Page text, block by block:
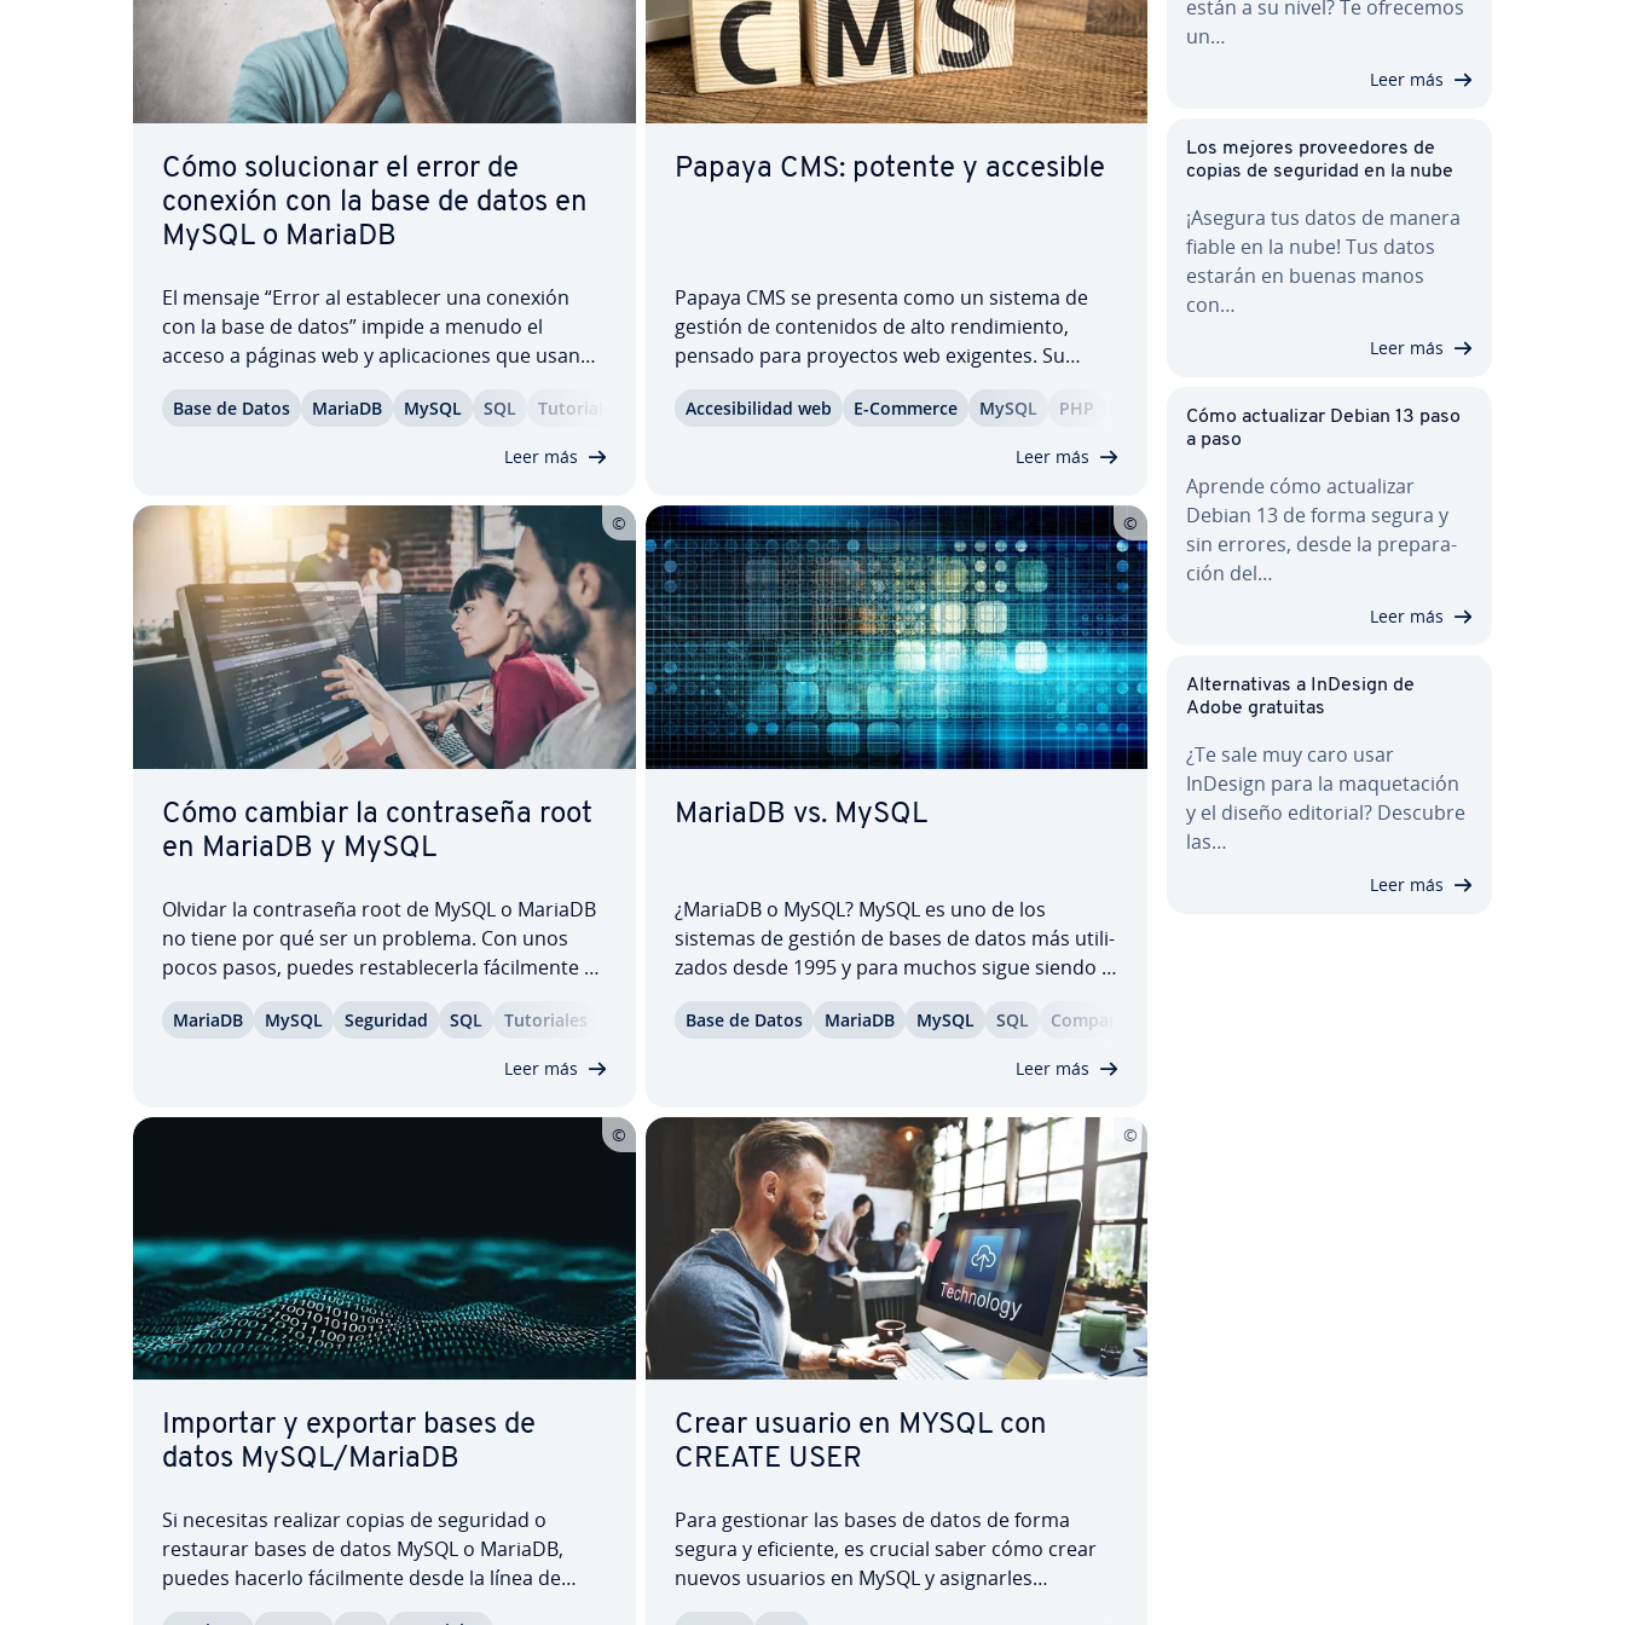
Cómo so­lu­cio­nar el error de
conexión con la base de datos en
MySQL o MariaDB
El mensaje “Error al es­ta­ble­cer una conexión
con la base de datos” impide a menudo el
acceso a páginas web y apli­ca­cio­nes que usan
de­rás a ide­n­ti­fi­car la causa y so­lu­cio­nar­la paso a
Base de Datos MariaDB MySQL SQL Tu­to­ria­les
Leer más
Papaya CMS: potente y accesible
Papaya CMS se presenta como un sistema de
gestión de co­n­te­ni­dos de alto re­n­di­mie­n­to,
pensado para proyectos web exigentes. Su
vie­r­ten en una solución es­pe­cia­l­me­n­te in­te­re­sa­
Ac­ce­si­bi­li­dad web E-Commerce MySQL PHP
Leer más
Cómo cambiar la co­n­tra­se­ña root
en MariaDB y MySQL
Olvidar la co­n­tra­se­ña root de MySQL o MariaDB
no tiene por qué ser un problema. Con unos
pocos pasos, puedes re­s­ta­ble­ce­r­la fá­ci­l­me­n­te y
guía te mostramos cómo cambiar la co­n­tra­se­ña
MariaDB MySQL Seguridad SQL Tu­to­ria­les
Leer más
MariaDB vs. MySQL
¿MariaDB o MySQL? MySQL es uno de los
sistemas de gestión de bases de datos más uti­li­
za­dos desde 1995 y para muchos sigue siendo el
estándar en entornos re­la­cio­na­les. Con el
tiempo, MariaDB se ha co­n­so­li­da­do como una
Base de Datos MariaDB MySQL SQL Co­m­pa­ra­ti­va
Leer más
Importar y exportar bases de
datos MySQL/MariaDB
Si necesitas realizar copias de seguridad o
restaurar bases de datos MySQL o MariaDB,
puedes hacerlo fá­ci­l­me­n­te desde la línea de
Crear usuario en MYSQL con
CREATE USER
Para gestionar las bases de datos de forma
segura y eficiente, es crucial saber cómo crear
nuevos usuarios en MySQL y asi­g­nar­les
están a su nivel? Te ofrecemos
un…
Leer más
Los mejores pro­vee­do­res de
copias de seguridad en la nube
¡Asegura tus datos de manera
fiable en la nube! Tus datos
estarán en buenas manos
con…
Leer más
Cómo ac­tua­li­zar Debian 13 paso
a paso
Aprende cómo ac­tua­li­zar
Debian 13 de forma segura y
sin errores, desde la pre­pa­ra­
ción del…
Leer más
Al­te­r­na­ti­vas a InDesign de
Adobe gratuitas
¿Te sale muy caro usar
InDesign para la ma­que­ta­ción
y el diseño editorial? Descubre
las…
Leer más